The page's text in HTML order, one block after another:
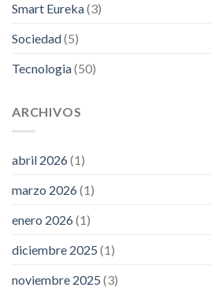
Smart Eureka(3)
Sociedad(5)
Tecnologia(50)
ARCHIVOS
abril 2026(1)
marzo 2026(1)
enero 2026(1)
diciembre 2025 (1)
noviembre 2025 (3)